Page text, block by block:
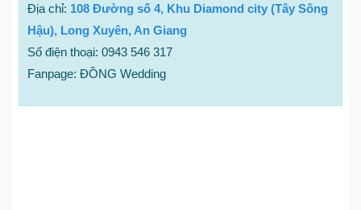
Địa chỉ: 108 Đường số 4, Khu Diamond city (Tây Sông
Hậu), Long Xuyên, An Giang
Số điện thoại: 0943 546 317
Fanpage: ĐỒNG Wedding